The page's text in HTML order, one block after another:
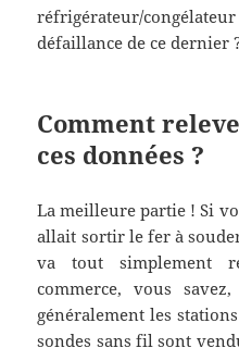
réfrigérateur/
défaillance de ce dernier
Comment
ces données ?
La meilleure partie ! Si
allait sortir le fer à
va tout simplement
commerce, vous
généralement les
sondes sans fil sont